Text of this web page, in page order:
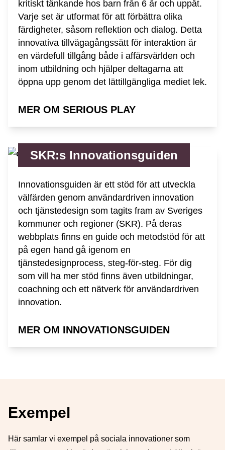
kritiskt tänkande hos barn från 6 år och uppåt.
Varje set är utformat för att förbättra olika
färdigheter, såsom reflektion och dialog. Detta
innovativa tillvägagångssätt för interaktion är
en värdefull tillgång både i affärsvärlden och
inom utbildning och hjälper deltagarna att
öppna upp genom det lättillgängliga mediet lek.
MER OM SERIOUS PLAY
SKR:s Innovationsguiden
Innovationsguiden är ett stöd för att utveckla
välfärden genom användardriven innovation
och tjänstedesign som tagits fram av Sveriges
kommuner och regioner (SKR). På deras
webbplats finns en guide och metodstöd för att
på egen hand gå igenom en
tjänstedesignprocess, steg-för-steg. För dig
som vill ha mer stöd finns även utbildningar,
coachning och ett nätverk för användardriven
innovation.
MER OM INNOVATIONSGUIDEN
Exempel
Här samlar vi exempel på sociala innovationer som